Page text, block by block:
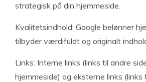
strategisk på din hjemmeside.
Kvalitetsindhold: Google belønner
tilbyder værdifuldt og originalt
Links: Interne links (links til andre
hjemmeside) og eksterne links (links